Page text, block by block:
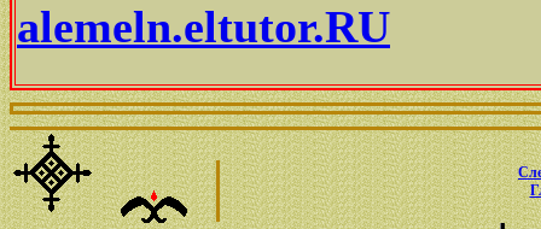
alemeln.eltutor.RU